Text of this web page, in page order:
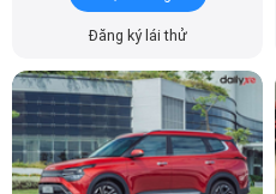
KIA Carens 1.4T Signature
7S (Máy xăng)